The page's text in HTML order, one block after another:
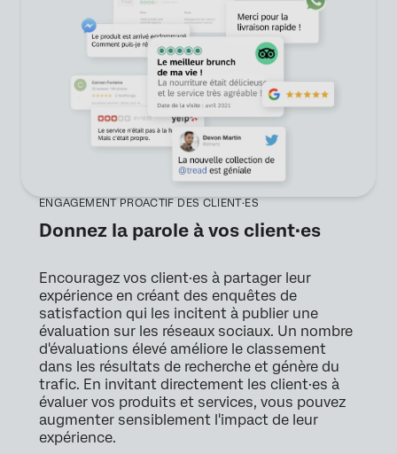
ENGAGEMENT PROACTIF DES CLIENT·ES
Donnez la parole à vos client·es
Encouragez vos client·es à partager leur
expérience en créant des enquêtes de
satisfaction qui les incitent à publier une
évaluation sur les réseaux sociaux. Un nombre
d'évaluations élevé améliore le classement
dans les résultats de recherche et génère du
trafic. En invitant directement les client·es à
évaluer vos produits et services, vous pouvez
augmenter sensiblement l'impact de leur
expérience.